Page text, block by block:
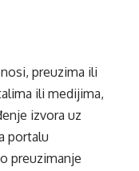
preuzima ili
ili medijima,
izvora uz
portalu
preuzimanje